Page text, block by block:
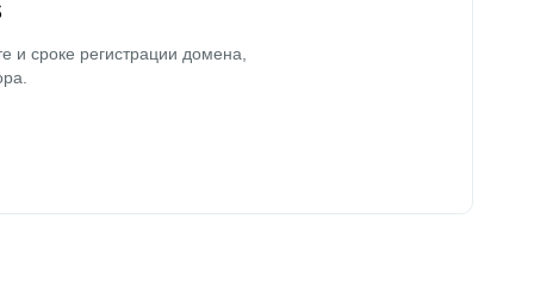
и сроке регистрации домена,